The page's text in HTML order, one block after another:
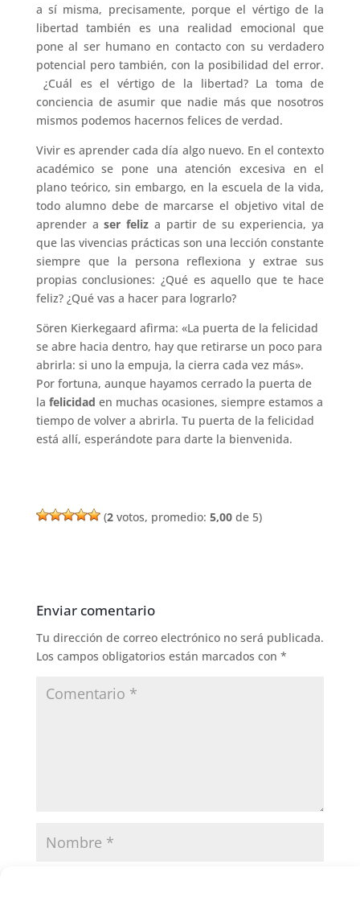
a sí misma, precisamente, porque el vértigo de la
libertad también es una realidad emocional que
pone al ser humano en contacto con su verdadero
potencial pero también, con la posibilidad del error.
¿Cuál es el vértigo de la libertad? La toma de
conciencia de asumir que nadie más que nosotros
mismos podemos hacernos felices de verdad.
Vivir es aprender cada día algo nuevo. En el contexto
académico se pone una atención excesiva en el
plano teórico, sin embargo, en la escuela de la vida,
todo alumno debe de marcarse el objetivo vital de
aprender aser feliz a partir de su experiencia, ya
que las vivencias prácticas son una lección constante
siempre que la persona reflexiona y extrae sus
propias conclusiones: ¿Qué es aquello que te hace
feliz? ¿Qué vas a hacer para lograrlo?
Sören Kierkegaard afirma: «La puerta de la felicidad
se abre hacia dentro, hay que retirarse un poco para
abrirla: si uno la empuja, la cierra cada vez más».
Por fortuna, aunque hayamos cerrado la puerta de
la felicidad en muchas ocasiones, siempre estamos a
tiempo de volver a abrirla. Tu puerta de la felicidad
está allí, esperándote para darte la bienvenida.
(2votos, promedio: 5,00de 5)
Enviar comentario
Tu dirección de correo electrónico no será publicada.
Los campos obligatorios están marcados con *